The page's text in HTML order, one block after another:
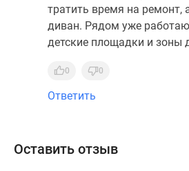
тратить время на ремонт,
диван. Рядом уже
детские площадки и зоны
0 0
Ответить
Оставить отзыв